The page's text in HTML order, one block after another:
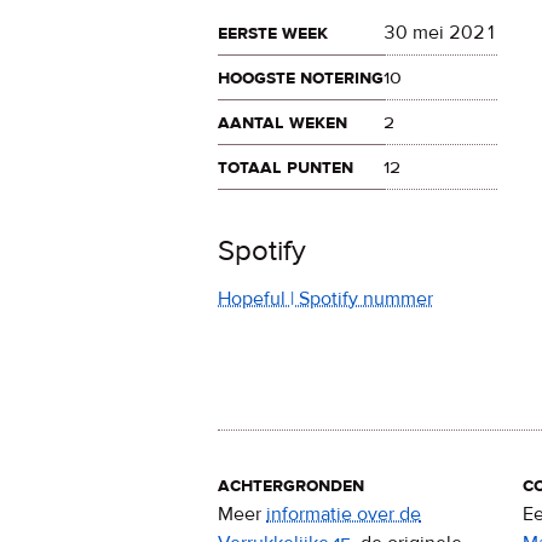
eerste week
30 mei 2021
hoogste notering10
aantal weken
2
totaal punten
12
Spotify
Hopeful | Spotify nummer
achtergronden
Meer informatie over de